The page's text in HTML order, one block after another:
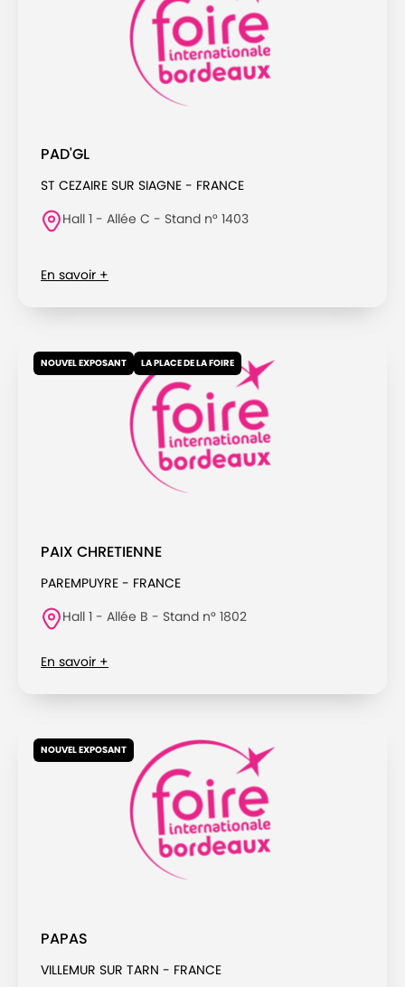
PAD'GL
ST CEZAIRE SUR SIAGNE - FRANCE
Hall 1 - Allée C - Stand n° 1403
En savoir +
NOUVEL EXPOSANT LA PLACE DE LA FOIRE
PAIX CHRETIENNE
PAREMPUYRE - FRANCE
Hall 1 - Allée B - Stand n° 1802
En savoir +
NOUVEL EXPOSANT
PAPAS
VILLEMUR SUR TARN - FRANCE